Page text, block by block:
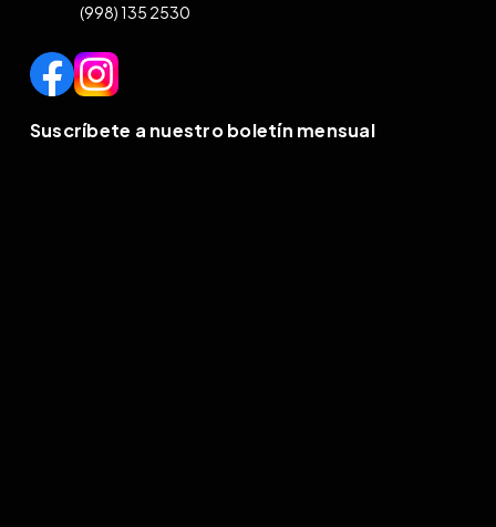
(998) 135 2530
Suscríbete a nuestro boletín mensual